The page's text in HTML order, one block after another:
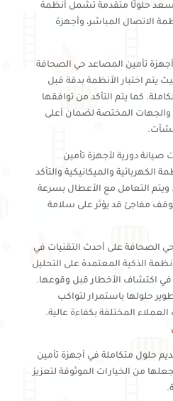
حلولًا متقدمة تشمل أنظمة
الاتصال المباشر، وأجهزة
تأمين المصاعد حي الصحافة
يتم اختبار الأنظمة بدقة قبل
كما يتم التأكد من توافقها
والجهات المختصة لضمان أعلى
دورية لأجهزة تأمين
والميكانيكية والتأكد
التعامل مع الأعطال بسرعة
مفاجئ قد يؤثر على سلامة
الصحافة على أحدث التقنيات في
الذكية المعتمدة على التحليل
في اكتشاف الأخطار قبل وقوعها.
حلولها باستمرار لتواكب
العملاء المختلفة بكفاءة عالية.
حلول متكاملة في أجهزة تأمين
من الخيارات الموثوقة لتعزيز